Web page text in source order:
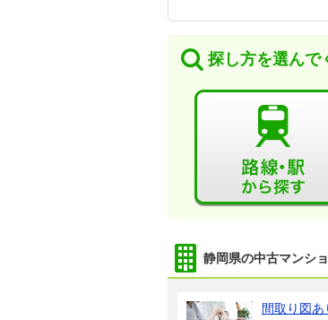
探し方を選んで
静岡県の中古マンシ
間取り図あ